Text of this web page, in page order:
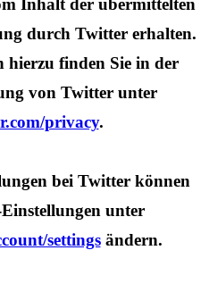
durch Twitter erhalten.
hierzu finden Sie in der
von Twitter unter
privacy.
bei Twitter können
unter
settingsändern.